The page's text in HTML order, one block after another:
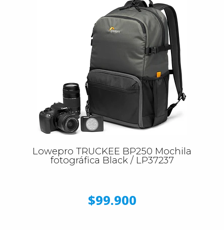
Lowepro TRUCKEE BP250 Mochila
fotográfica Black / LP37237
$99.900